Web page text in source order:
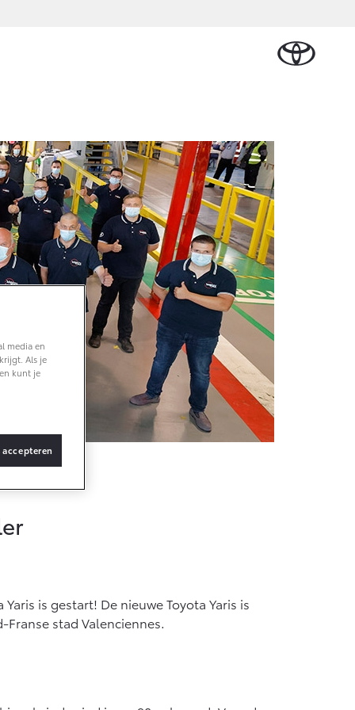
ELEKTRISCH
Vanaf € 32.995,-
Toyota C-HR
OOK ALS PLUG-IN
bZ4X Touring
BATTERIJ-
ELEKTRISCH
BATTERIJ-
ELEKTRISCH
Vraag een brochure aan
Bekijk de verwachte
modellen
Onderdelen
Accessoires
Banden
Webshop
Werkplaatsafspraak
maken
Contact en
Route
Thuislaadpakketten
Laadpas
Energie en slim
laden
Lease
Bedrijfswagens
op maat
Financieren of
leasen
Verzekeren
Vraag een
brochure
aan
Contact
en Route
is gestart! De nieuwe Toyota Yaris is
stad Valenciennes.
media en
Als je
kunt je